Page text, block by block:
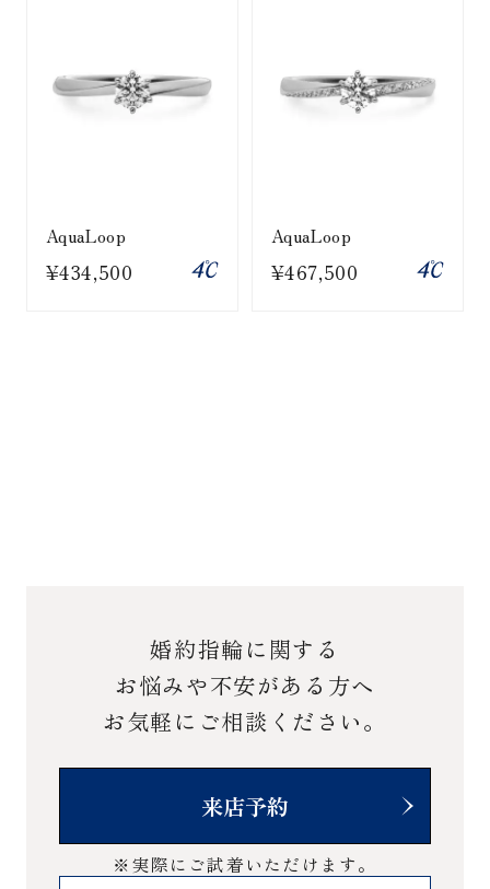
AquaLoop
¥434,500
AquaLoop
¥467,500
婚約指輪に関する
お悩みや不安がある方へ
お気軽にご相談ください。
来店予約
※実際にご試着いただけます。